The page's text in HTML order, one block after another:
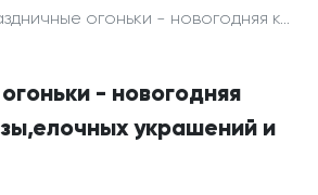
Праздничные огоньки - новогодняя коробка из розы,елочных украшений и безе
- новогодняя
украшений и